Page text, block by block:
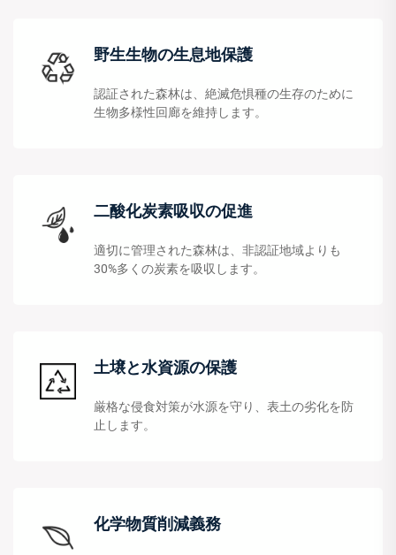
野生生物の生息地保護​​
認証された森林は、絶滅危惧種の生存のために
生物多様性回廊を維持します。
二酸化炭素吸収の促進
適切に管理された森林は、非認証地域よりも
30%多くの炭素を吸収します。
土壌と水資源の保護
厳格な侵食対策が水源を守り、表土の劣化を防
止します。
化学物質削減義務